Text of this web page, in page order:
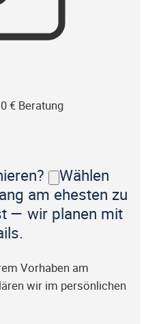
€ Beratung
Wählen
am ehesten zu
— wir planen mit
Vorhaben am
wir im persönlichen